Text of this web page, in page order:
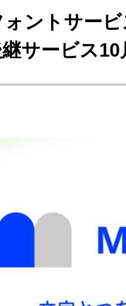
ル デジタル印刷
集 印刷機材年鑑
ントサー
サービス10